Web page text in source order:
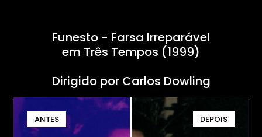
Funesto - Farsa Irreparável
em Três Tempos (1999)
Dirigido por Carlos Dowling
DEPOIS
ANTES